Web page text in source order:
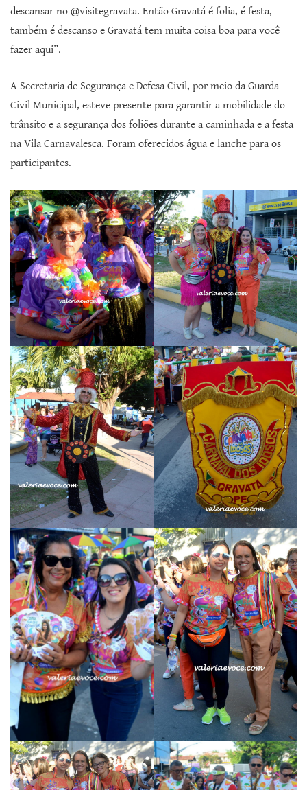
descansar no @visitegravata. Então Gravatá é folia, é festa,
também é descanso e Gravatá tem muita coisa boa para você
fazer aqui”.
A Secretaria de Segurança e Defesa Civil, por meio da Guarda
Civil Municipal, esteve presente para garantir a mobilidade do
trânsito e a segurança dos foliões durante a caminhada e a festa
na Vila Carnavalesca. Foram oferecidos água e lanche para os
participantes.